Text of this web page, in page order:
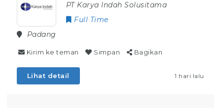
PT Karya Indah Solusitama
Full Time
Padang
Kirim ke teman Simpan Bagikan
Lihat detail 1 hari lalu